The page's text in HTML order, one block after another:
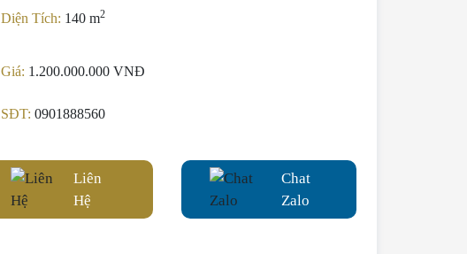
Diện Tích: 140 m2
Giá: 1.200.000.000 VNĐ
SĐT: 0901888560
Liên
Hệ
Chat
Zalo